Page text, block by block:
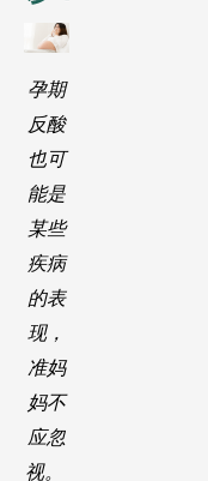
孕期
反酸
也可
能是
某些
疾病
的表
现，
准妈
妈不
应忽
视。